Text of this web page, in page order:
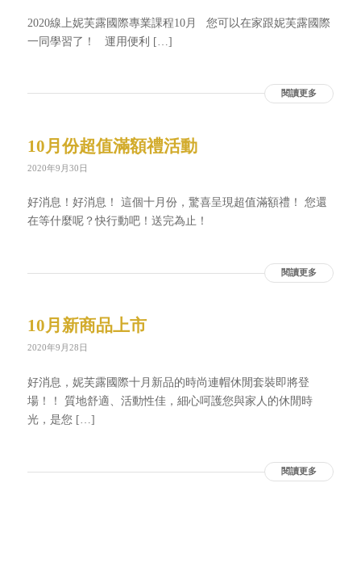
2020線上妮芙露國際專業課程10月 您可以在家跟妮芙露國際
一同學習了！ 運用便利 […]
閱讀更多
10月份超值滿額禮活動
2020年9月30日
好消息！好消息！ 這個十月份，驚喜呈現超值滿額禮！ 您還
在等什麼呢？快行動吧！送完為止！
閱讀更多
10月新商品上市
2020年9月28日
好消息，妮芙露國際十月新品的時尚連帽休閒套裝即將登
場！！ 質地舒適、活動性佳，細心呵護您與家人的休閒時
光，是您 […]
閱讀更多